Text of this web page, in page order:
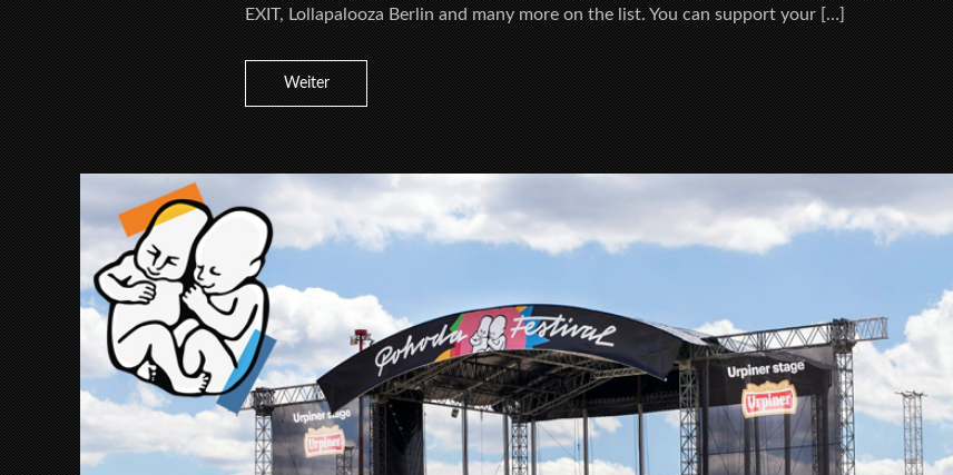
EXIT, Lollapalooza Berlin and many more on the list. You can support your […]
Weiter